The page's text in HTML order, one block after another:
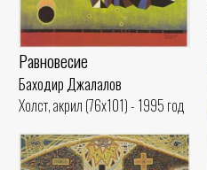
Равновесие
Баходир Джалалов
Холст, акрил (76x101) - 1995 год